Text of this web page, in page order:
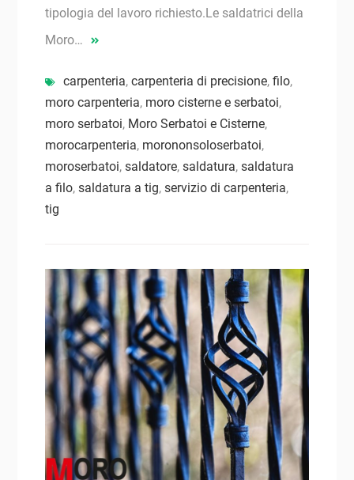
tipologia del lavoro richiesto.Le saldatrici della
Moro…
carpenteria, carpenteria di precisione, filo,
moro carpenteria, moro cisterne e serbatoi,
moro serbatoi, Moro Serbatoi e Cisterne,
morocarpenteria, morononsoloserbatoi,
moroserbatoi, saldatore, saldatura, saldatura
a filo, saldatura a tig, servizio di carpenteria,
tig